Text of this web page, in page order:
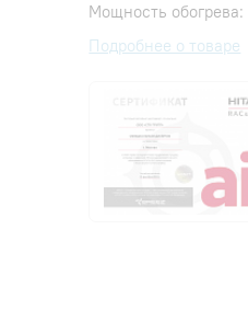
Мощность обогрева:
Подробнее о товаре